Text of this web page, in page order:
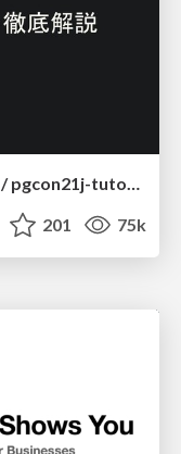
実際に使うSQLの書き方 徹底解説 / pgcon21j-tutorial
201 75k